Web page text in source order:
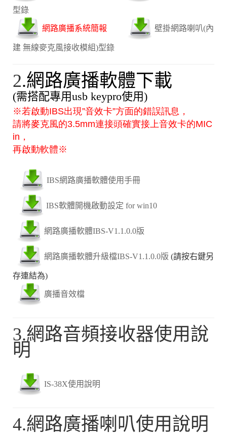
型錄
網路廣播系統簡報 壁掛網路喇叭(內
建 無線麥克風接收模組)型錄
2.網路廣播軟體下載
(需搭配專用usb keypro使用)
※若啟動IBS出現”音效卡”方面的錯誤訊息，
請將麥克風的3.5mm連接頭確實接上音效卡的MIC
in，
再啟動軟體※
IBS網路廣播軟體使用手冊
IBS軟體開機啟動設定 for win10
網路廣播軟體IBS-V1.1.0.0版
網路廣播軟體升級檔IBS-V1.1.0.0版 (請按右鍵另
存連結為)
廣播音效檔
3.網路音頻接收器使用說
明
IS-38X使用說明
4.網路廣播喇叭使用說明